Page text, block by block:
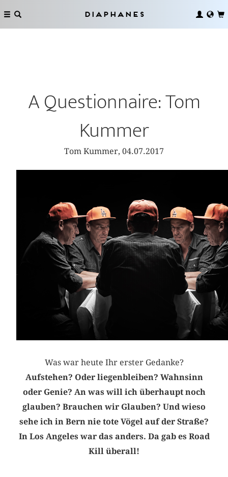
Diaphanes
A Questionnaire: Tom
Kummer
Tom Kummer, 04.07.2017
Was war heute Ihr erster Gedanke?
Aufstehen? Oder liegenbleiben? Wahnsinn
oder Genie? An was will ich überhaupt noch
glauben? Brauchen wir Glauben? Und wieso
sehe ich in Bern nie tote Vögel auf der Straße?
In Los Angeles war das anders. Da gab es Road
Kill überall!